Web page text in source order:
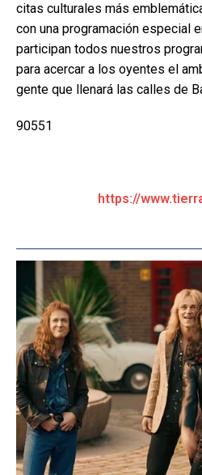
citas culturales más
con una programación especial
participan todos nuestros
para acercar a los oyentes el
gente que llenará las calles de
90551
https://